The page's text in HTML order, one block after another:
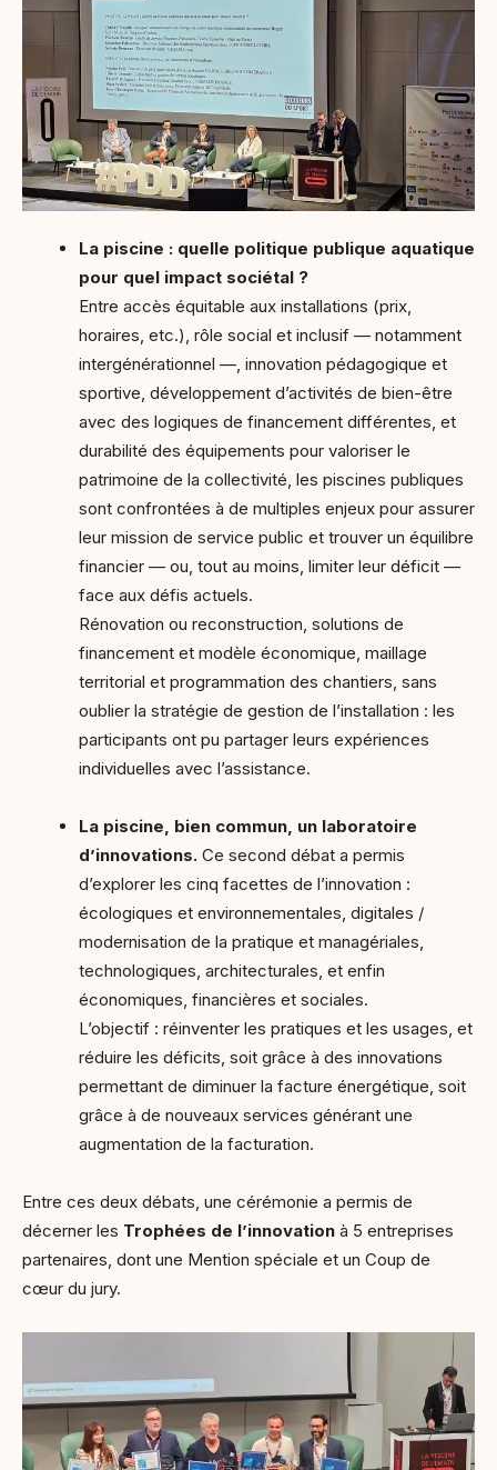
La piscine : quelle politique publique aquatique
pour quel impact sociétal ?
Entre accès équitable aux installations (prix,
horaires, etc.), rôle social et inclusif — notamment
intergénérationnel —, innovation pédagogique et
sportive, développement d’activités de bien-être
avec des logiques de financement différentes, et
durabilité des équipements pour valoriser le
patrimoine de la collectivité, les piscines publiques
sont confrontées à de multiples enjeux pour assurer
leur mission de service public et trouver un équilibre
financier — ou, tout au moins, limiter leur déficit —
face aux défis actuels.
Rénovation ou reconstruction, solutions de
financement et modèle économique, maillage
territorial et programmation des chantiers, sans
oublier la stratégie de gestion de l’installation : les
participants ont pu partager leurs expériences
individuelles avec l’assistance.
La piscine, bien commun, un laboratoire
d’innovations. Ce second débat a permis
d’explorer les cinq facettes de l’innovation :
écologiques et environnementales, digitales /
modernisation de la pratique et managériales,
technologiques, architecturales, et enfin
économiques, financières et sociales.
L’objectif : réinventer les pratiques et les usages, et
réduire les déficits, soit grâce à des innovations
permettant de diminuer la facture énergétique, soit
grâce à de nouveaux services générant une
augmentation de la facturation.
Entre ces deux débats, une cérémonie a permis de
décerner les Trophées de l’innovation à 5 entreprises
partenaires, dont une Mention spéciale et un Coup de
cœur du jury.